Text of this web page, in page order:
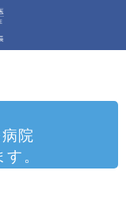
院
。